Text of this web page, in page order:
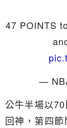
47 POINTS
—
公牛半場以
回神，第四